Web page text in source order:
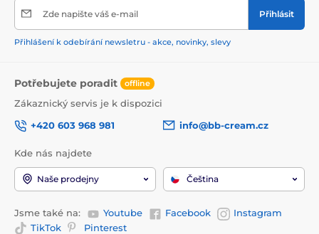
Zde napište váš e-mail Přihlásit
Přihlášení k odebírání newsletru - akce, novinky, slevy
Potřebujete poradit offline
Zákaznický servis je k dispozici
+420 603 968 981
info@bb-cream.cz
Kde nás najdete
Naše prodejny Čeština
Jsme také na: Youtube Facebook
Instagram
TikTok
Pinterest